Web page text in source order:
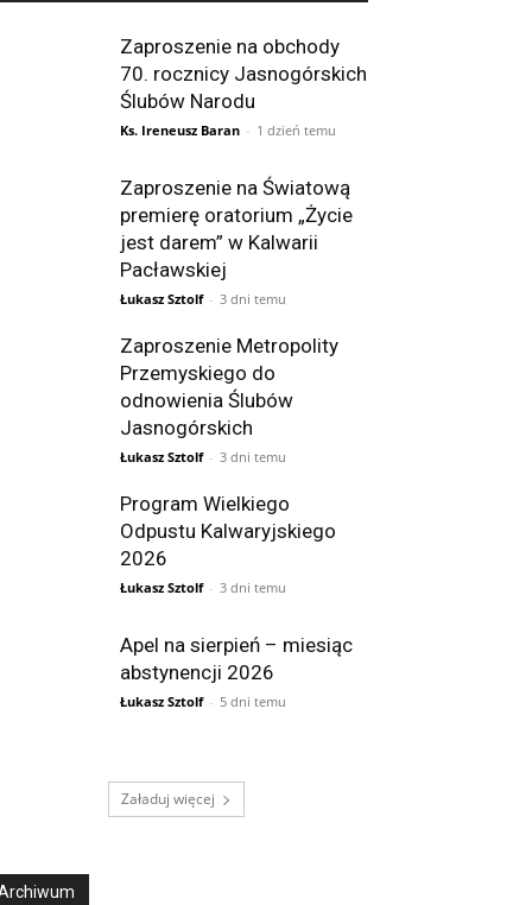
Zaproszenie na obchody
70. rocznicy Jasnogórskich
Ślubów Narodu
Ks. Ireneusz Baran - 1 dzień temu
Zaproszenie na Światową
premierę oratorium „Życie
jest darem” w Kalwarii
Pacławskiej
Łukasz Sztolf - 3 dni temu
Zaproszenie Metropolity
Przemyskiego do
odnowienia Ślubów
Jasnogórskich
Łukasz Sztolf - 3 dni temu
Program Wielkiego
Odpustu Kalwaryjskiego
2026
Łukasz Sztolf - 3 dni temu
Apel na sierpień – miesiąc
abstynencji 2026
Łukasz Sztolf - 5 dni temu
Załaduj więcej